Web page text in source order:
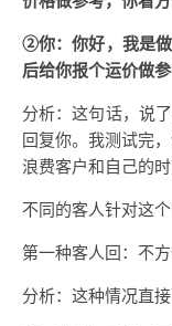
②你：你好，我是
后给你报个运价做参
分析：这句话，说
回复你。我测试完
浪费客户和自己的
不同的客人针对这
第一种客人回：不
分析：这种情况直